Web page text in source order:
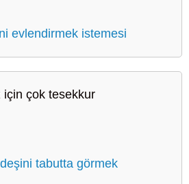
evlendirmek istemesi
için çok tesekkur
tabutta görmek